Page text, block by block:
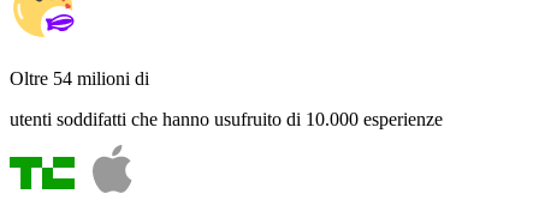
Oltre 54 milioni di
utenti soddifatti che hanno usufruito di 10.000 esperienze